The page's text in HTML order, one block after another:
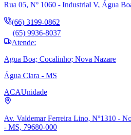
Rua 05, Nº 1060 - Industrial V, Água
(66) 3199-0862
(65) 9936-8037
Atende:
Agua Boa; Cocalinho; Nova Nazare
Água Clara - MS
ACAUnidade
Av. Valdemar Ferreira Lino, Nº1310 -
- MS, 79680-000